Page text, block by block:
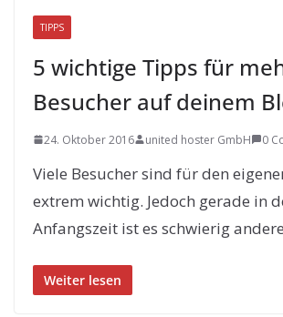
TIPPS
5 wichtige Tipps für
Besucher auf deinem
24. Oktober 2016 united hoster GmbH 0
Viele Besucher sind für den
extrem wichtig. Jedoch gerade in
Anfangszeit ist es schwierig
Weiter lesen